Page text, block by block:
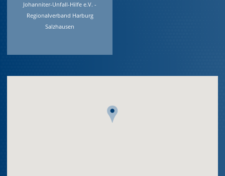
Johanniter-Unfall-Hilfe e.V. -
Regionalverband Harburg
Salzhausen